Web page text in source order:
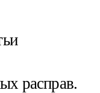
расправ.